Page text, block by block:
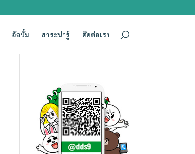
อัลบั้ม สาระน่ารู้ ติดต่อเรา